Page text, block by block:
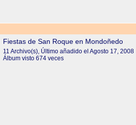
Fiestas de San Roque en Mondoñedo
11 Archivo(s), Último añadido el Agosto 17, 2008
Álbum visto 674 veces